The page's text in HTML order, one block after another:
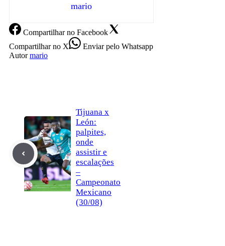
mario
Compartilharno Facebook
Compartilharno X Enviarpelo Whatsapp
Autor mario
Tijuana x
León:
palpites,
onde
assistir e
escalações
–
Campeonato
Mexicano
(30/08)